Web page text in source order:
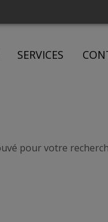
SERVICES
pour votre